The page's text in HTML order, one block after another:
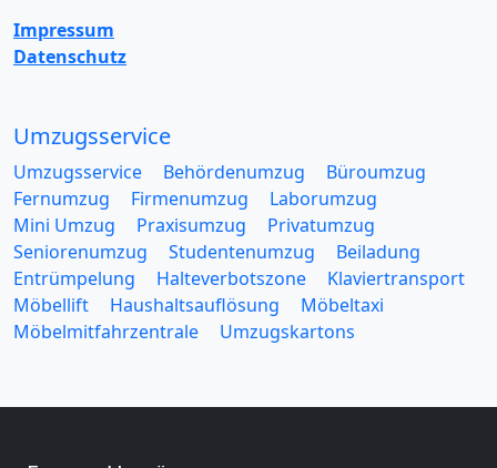
Impressum
Datenschutz
Umzugsservice
Umzugsservice Behördenumzug
Büroumzug
Fernumzug
Firmenumzug
Laborumzug
Mini Umzug
Praxisumzug
Privatumzug
Seniorenumzug
Studentenumzug
Beiladung
Entrümpelung
Halteverbotszone
Klaviertransport
Möbellift
Haushaltsauflösung
Möbeltaxi
Möbelmitfahrzentrale
Umzugskartons